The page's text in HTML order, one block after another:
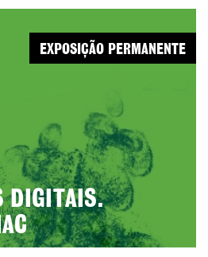
DIGITAIS.
EXPOSIÇÃO PERMANENTE